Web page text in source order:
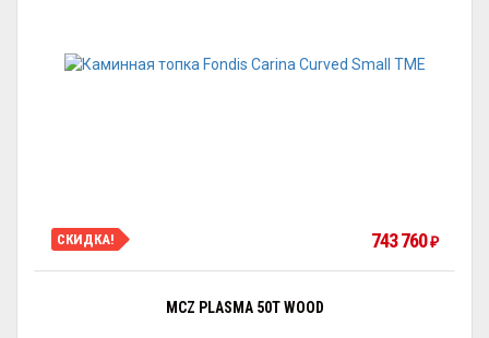
СКИДКА! 743 760₽
MCZ PLASMA 50T WOOD